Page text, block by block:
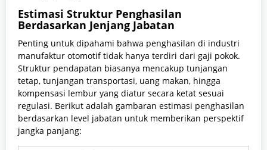
Estimasi Struktur Penghasilan
Berdasarkan Jenjang Jabatan
Penting untuk dipahami bahwa penghasilan di industri
manufaktur otomotif tidak hanya terdiri dari gaji pokok.
Struktur pendapatan biasanya mencakup tunjangan
tetap, tunjangan transportasi, uang makan, hingga
kompensasi lembur yang diatur secara ketat sesuai
regulasi. Berikut adalah gambaran estimasi penghasilan
berdasarkan level jabatan untuk memberikan perspektif
jangka panjang: